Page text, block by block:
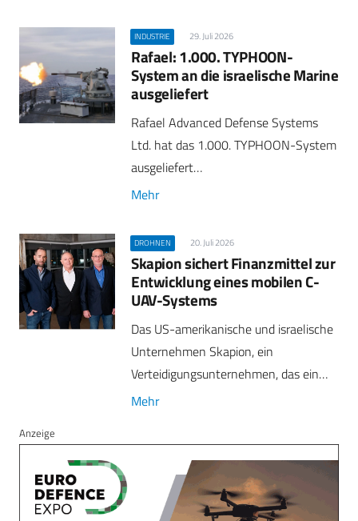
INDUSTRIE 29. Juli 2026
Rafael: 1.000. TYPHOON-
System an die israelische Marine
ausgeliefert
Rafael Advanced Defense Systems
Ltd. hat das 1.000. TYPHOON-System
ausgeliefert…
Mehr
DROHNEN 20. Juli 2026
Skapion sichert Finanzmittel zur
Entwicklung eines mobilen C-
UAV-Systems
Das US-amerikanische und israelische
Unternehmen Skapion, ein
Verteidigungsunternehmen, das ein…
Mehr
Anzeige